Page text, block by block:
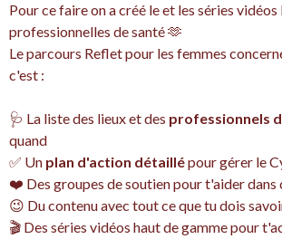
Pour ce faire on a créé le et les séries
professionnelles de santé 🫶
Le parcours Reflet pour les femmes
c'est :‍
🩺 La liste des lieux et des professionnels
quand
✅ Un plan d'action détaillépour gérer le
❤️ Des groupes de soutien pour t'aider dans
😉 Du contenu avec tout ce que tu dois
🎬 Des séries vidéos haut de gamme pour